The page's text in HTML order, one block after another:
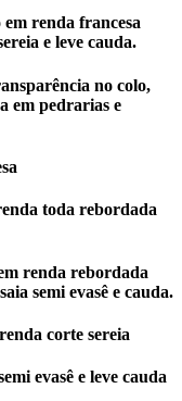
renda francesa
e leve cauda.
no colo,
em pedrarias e
toda rebordada
renda rebordada
semi evasê e cauda.
corte sereia
evasê e leve cauda